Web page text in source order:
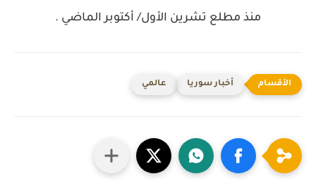
منذ مطلع تشرين الأول/ أكتوبر الماضي .
أخبار سوريا عالمي